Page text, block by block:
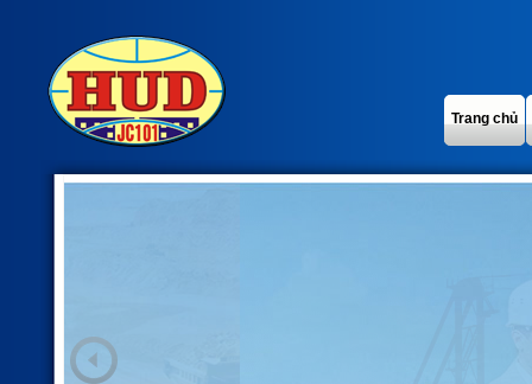
Trang chủ